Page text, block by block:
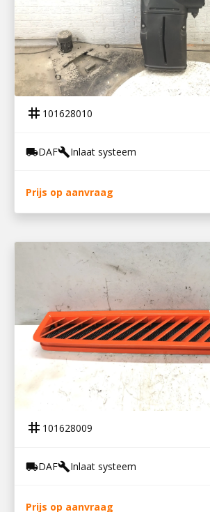
101628010
LUCHTINLAATLEIDING XF106
tag 101628010
local_shippingDAFbuildInlaat systeem
Prijs op aanvraag
101628009
LUCHTINLAATKAP XF106
tag 101628009
local_shippingDAFbuildInlaat systeem
Prijs op aanvraag